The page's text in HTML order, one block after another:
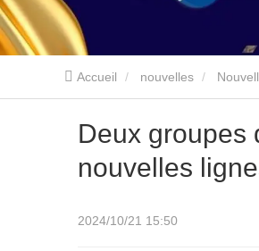
Accueil nouvelles
Deux groupes
nouvelles
2024/10/21 15:50